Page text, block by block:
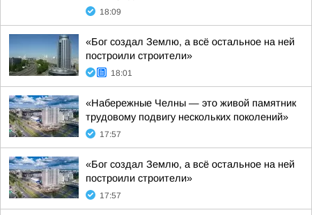
18:09
«Бог создал Землю, а всё остальное на ней
построили строители»
18:01
«Набережные Челны — это живой памятник
трудовому подвигу нескольких поколений»
17:57
«Бог создал Землю, а всё остальное на ней
построили строители»
17:57